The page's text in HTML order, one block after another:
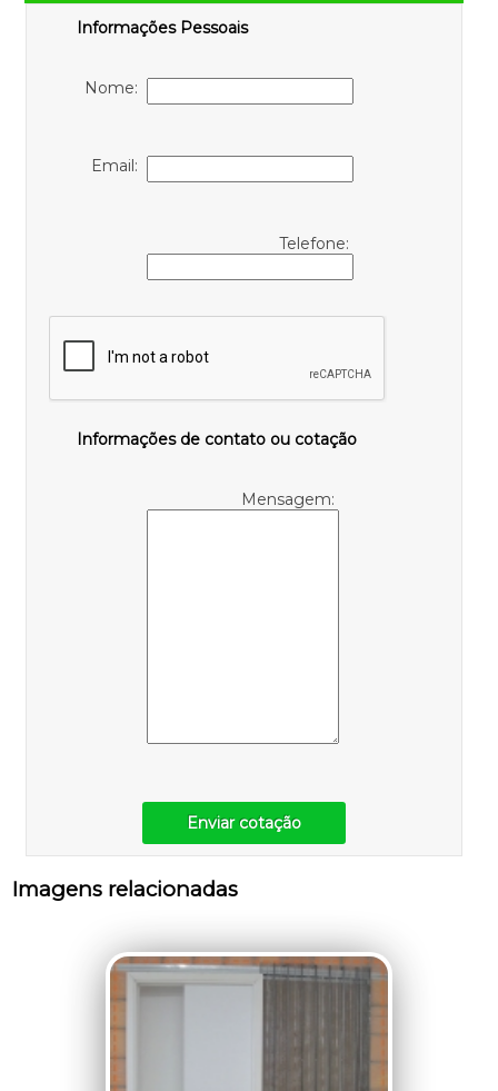
Informações Pessoais
Nome:
Email:
Telefone:
Informações de contato ou cotação
Mensagem:
Enviar cotação
Imagens relacionadas